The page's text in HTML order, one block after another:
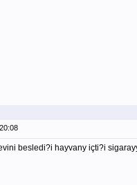
besledi?i hayvany içti?i